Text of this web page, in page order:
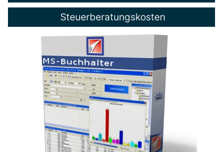
Steuerberatungskosten